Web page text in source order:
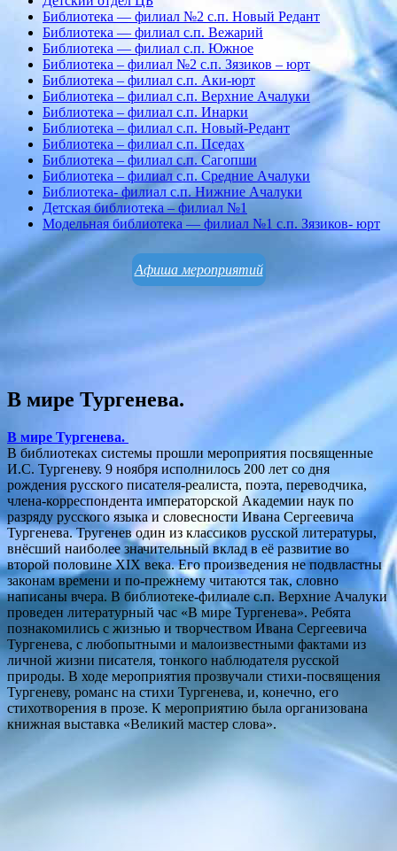
Библиотека — филиал №2 с.п. Новый Редант
Библиотека — филиал с.п. Вежарий
Библиотека — филиал с.п. Южное
Библиотека – филиал №2 с.п. Зязиков – юрт
Библиотека – филиал с.п. Аки-юрт
Библиотека – филиал с.п. Верхние Ачалуки
Библиотека – филиал с.п. Инарки
Библиотека – филиал с.п. Новый-Редант
Библиотека – филиал с.п. Пседах
Библиотека – филиал с.п. Сагопши
Библиотека – филиал с.п. Средние Ачалуки
Библиотека- филиал с.п. Нижние Ачалуки
Детская библиотека – филиал №1
Модельная библиотека — филиал №1 с.п. Зязиков- юрт
Афиша мероприятий
В мире Тургенева.
В мире Тургенева.
В библиотеках системы прошли мероприятия посвященные
И.С. Тургеневу. 9 ноября исполнилось 200 лет со дня
рождения русского писателя-реалиста, поэта, переводчика,
члена-корреспондента императорской Академии наук по
разряду русского языка и словесности Ивана Сергеевича
Тургенева. Тругенев один из классиков русской литературы,
внёсший наиболее значительный вклад в её развитие во
второй половине XIX века. Его произведения не подвластны
законам времени и по-прежнему читаются так, словно
написаны вчера. В библиотеке-филиале с.п. Верхние Ачалуки
проведен литературный час «В мире Тургенева». Ребята
познакомились с жизнью и творчеством Ивана Сергеевича
Тургенева, с любопытными и малоизвестными фактами из
личной жизни писателя, тонкого наблюдателя русской
природы. В ходе мероприятия прозвучали стихи-посвящения
Тургеневу, романс на стихи Тургенева, и, конечно, его
стихотворения в прозе. К мероприятию была организована
книжная выставка «Великий мастер слова».